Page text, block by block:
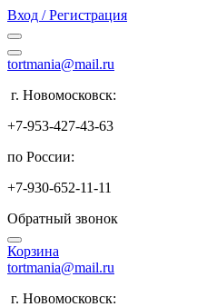
Вход / Регистрация
tortmania@mail.ru
г. Новомосковск:
+7-953-427-43-63
по России:
+7-930-652-11-11
Обратный звонок
Корзина
tortmania@mail.ru
г. Новомосковск: